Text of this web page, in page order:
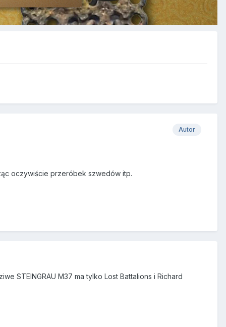
Autor
oczywiście przeróbek szwedów itp.
STEINGRAU M37 ma tylko Lost Battalions i Richard